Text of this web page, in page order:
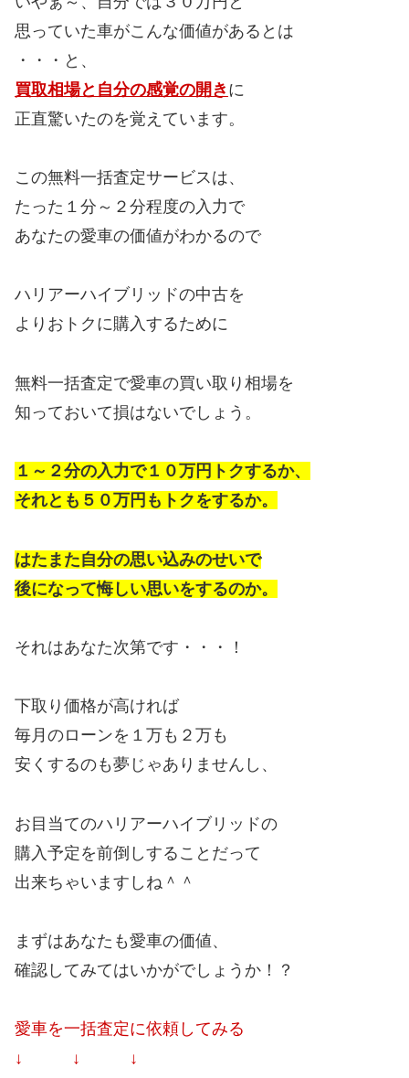
思っていた車がこんな価値があるとは
・・・と、
買取相場と自分の感覚の開き に
正直驚いたのを覚えています。
この無料一括査定サービスは、
たった１分～２分程度の入力で
あなたの愛車の価値がわかるので
ハリアーハイブリッドの中古を
よりおトクに購入するために
無料一括査定で愛車の買い取り相場を
知っておいて損はないでしょう。
１～２分の入力で１０万円トクするか、
それとも５０万円もトクをするか。
はたまた自分の思い込みのせいで
後になって悔しい思いをするのか。
それはあなた次第です・・・！
下取り価格が高ければ
毎月のローンを１万も２万も
安くするのも夢じゃありませんし、
お目当てのハリアーハイブリッドの
購入予定を前倒しすることだって
出来ちゃいますしね＾＾
まずはあなたも愛車の価値、
確認してみてはいかがでしょうか！？
愛車を一括査定に依頼してみる
↓ ↓ ↓